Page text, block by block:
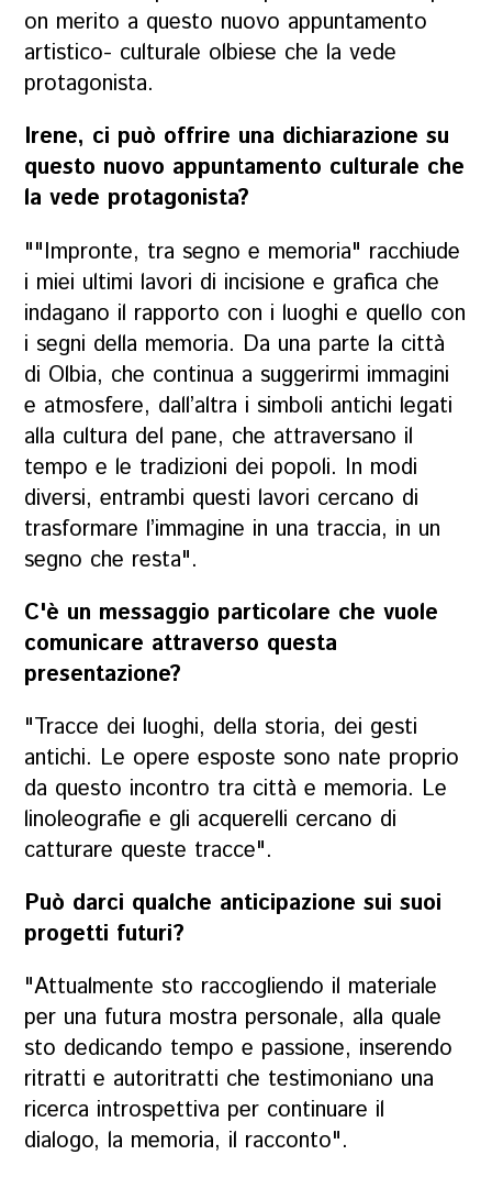
on merito a questo nuovo appuntamento
artistico- culturale olbiese che la vede
protagonista.
Irene, ci può offrire una dichiarazione su
questo nuovo appuntamento culturale che
la vede protagonista?
""Impronte, tra segno e memoria" racchiude
i miei ultimi lavori di incisione e grafica che
indagano il rapporto con i luoghi e quello con
i segni della memoria. Da una parte la città
di Olbia, che continua a suggerirmi immagini
e atmosfere, dall’altra i simboli antichi legati
alla cultura del pane, che attraversano il
tempo e le tradizioni dei popoli. In modi
diversi, entrambi questi lavori cercano di
trasformare l’immagine in una traccia, in un
segno che resta".
C'è un messaggio particolare che vuole
comunicare attraverso questa
presentazione?
"Tracce dei luoghi, della storia, dei gesti
antichi. Le opere esposte sono nate proprio
da questo incontro tra città e memoria. Le
linoleografie e gli acquerelli cercano di
catturare queste tracce".
Può darci qualche anticipazione sui suoi
progetti futuri?
"Attualmente sto raccogliendo il materiale
per una futura mostra personale, alla quale
sto dedicando tempo e passione, inserendo
ritratti e autoritratti che testimoniano una
ricerca introspettiva per continuare il
dialogo, la memoria, il racconto".